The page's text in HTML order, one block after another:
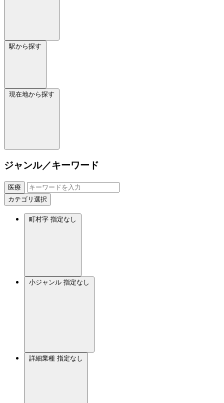
駅から探す
現在地から探す
ジャンル／キーワード
医療
カテゴリ選択
町村字 指定なし
小ジャンル 指定なし
詳細業種 指定なし